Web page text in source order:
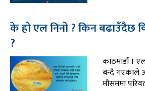
के हो एल निनो ? किन बढाउँदैछ
?
काठमाडौं ।
बन्दै गएकाले
मौसममा